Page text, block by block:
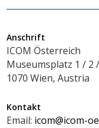
Anschrift
ICOM Österreich
Museumsplatz 1 / 2
1070 Wien, Austria
Kontakt
Email: icom@icom-